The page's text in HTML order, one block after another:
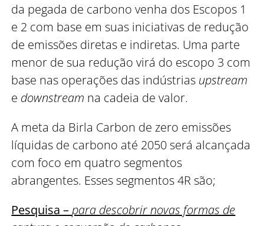
da pegada de carbono venha dos Escopos 1
e 2 com base em suas iniciativas de redução
de emissões diretas e indiretas. Uma parte
menor de sua redução virá do escopo 3 com
base nas operações das indústrias upstream
e downstream na cadeia de valor.
A meta da Birla Carbon de zero emissões
líquidas de carbono até 2050 será alcançada
com foco em quatro segmentos
abrangentes. Esses segmentos 4R são;
Pesquisa –para descobrir novas formas de